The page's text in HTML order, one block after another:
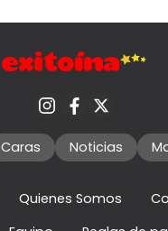
Caras Noticias
Quienes Somos